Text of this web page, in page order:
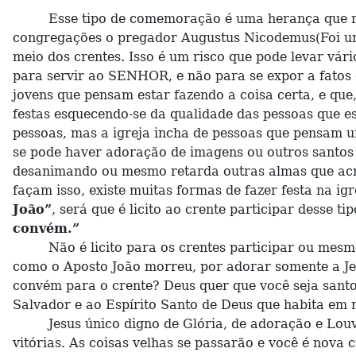
Esse tipo de comemoração é uma herança que
congregações o pregador Augustus Nicodemus(Foi
meio dos crentes. Isso é um risco que pode levar
para servir ao SENHOR, e não para se expor a
jovens que pensam estar fazendo a coisa certa, e
festas esquecendo-se da qualidade das pessoas que
pessoas, mas a igreja incha de pessoas que
se pode haver adoração de imagens ou outros
desanimando ou mesmo retarda outras almas que
façam isso, existe muitas formas de fazer festa na
João”, será que é licito ao crente participar desse
convém.”
Não é licito para os crentes participar ou mesmo
como o Aposto João morreu, por adorar somente a
convém para o crente? Deus quer que você seja
Salvador e ao Espírito Santo de Deus que habita em
Jesus único digno de Glória, de adoração e
vitórias. As coisas velhas se passarão e você é nova